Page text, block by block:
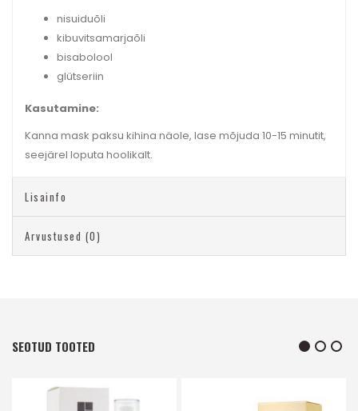
nisuiduõli
kibuvitsamarjaõli
bisabolool
glütseriin
Kasutamine:
Kanna mask paksu kihina näole, lase mõjuda 10-15 minutit,
seejärel loputa hoolikalt.
Lisainfo
Arvustused (0)
SEOTUD TOOTED